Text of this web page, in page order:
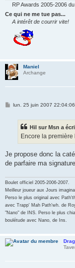
Awards 2005-2006 du
Ce qui ne me tue pas...
de courrir vite!
Maniel
Archange
Mlun. 25 juin 2007 22:04:06
Hil sur Msn a
Encore la première
Je propose donc la
de parfaire ma
Boulet officiel 2005-2006-2007.
Meilleur joueur aux Jours
Perso le plus original avec
avec Trapp' Mah Path'wh. de
"Nano" de INS. Perso le plus
boulétude avec Nano, de Ins.